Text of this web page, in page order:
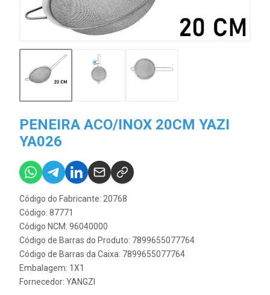
PENEIRA ACO/INOX 20CM YAZI
YA026
Código do Fabricante: 20768
Código: 87771
Código NCM: 96040000
Código de Barras do Produto: 7899655077764
Código de Barras da Caixa: 7899655077764
Embalagem: 1X1
Fornecedor: YANGZI